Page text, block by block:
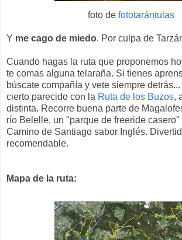
foto de fototarántulas
Y me cago de miedo. Por culpa de
Cuando hagas la ruta que proponemos
te comas alguna telaraña. Si tienes
búscate compañía y vete siempre
cierto parecido con la Ruta de los Buzos,
distinta. Recorre buena parte de
río Belelle, un "parque de freeride casero"
Camino de Santiago sabor Inglés.
recomendable.
Mapa de la ruta: